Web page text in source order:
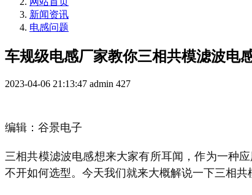
新闻资讯
电感问题
车规级电感厂家教你三相共模滤波电
2023-04-06 21:13:47 admin 427
编辑：谷景电子
三相共模滤波电感想来大家有所耳闻，作为一种
不开如何选型。今天我们就来大概解说一下三相共